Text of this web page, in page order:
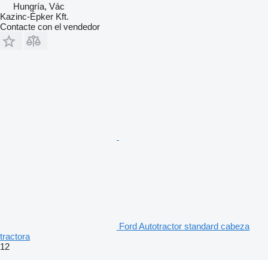
Hungría, Vác
Kazinc-Épker Kft.
Contacte con el vendedor
Ford Autotractor standard cabeza
tractora
12